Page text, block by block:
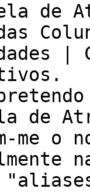
de
|
de
me o